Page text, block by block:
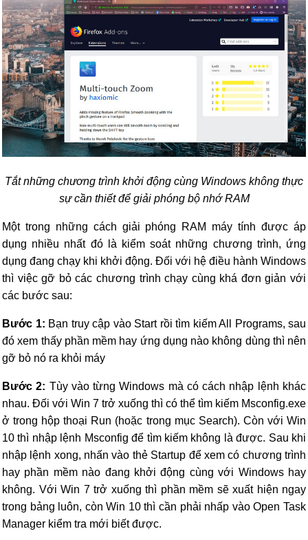
Tắt những chương trình khởi động cùng Windows không thực
sự cần thiết để giải phóng bộ nhớ RAM
Một trong những cách giải phóng RAM máy tính được áp
dụng nhiều nhất đó là kiểm soát những chương trình, ứng
dụng đang chạy khi khởi động. Đối với hệ điều hành Windows
thì việc gỡ bỏ các chương trình chạy cùng khá đơn giản với
các bước sau:
Bước 1: Bạn truy cập vào Start rồi tìm kiếm All Programs, sau
đó xem thấy phần mềm hay ứng dụng nào không dùng thì nên
gỡ bỏ nó ra khỏi máy
Bước 2: Tùy vào từng Windows mà có cách nhập lệnh khác
nhau. Đối với Win 7 trở xuống thì có thể tìm kiếm Msconfig.exe
ở trong hộp thoại Run (hoặc trong mục Search). Còn với Win
10 thì nhập lệnh Msconfig để tìm kiếm không là được. Sau khi
nhập lệnh xong, nhấn vào thẻ Startup để xem có chương trình
hay phần mềm nào đang khởi động cùng với Windows hay
không. Với Win 7 trở xuống thì phần mềm sẽ xuất hiện ngay
trong bảng luôn, còn Win 10 thì cần phải nhấp vào Open Task
Manager kiểm tra mới biết được.